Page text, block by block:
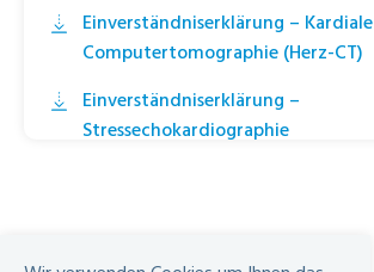
Einverständniserklärung – Kardiale
Computertomographie (Herz-CT)
Einverständniserklärung –
Stressechokardiographie